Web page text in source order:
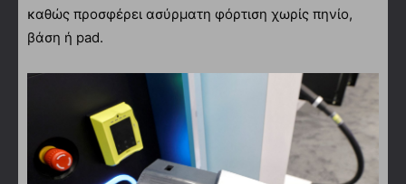
καθώς προσφέρει ασύρματη φόρτιση χωρίς πηνίο,
βάση ή pad.